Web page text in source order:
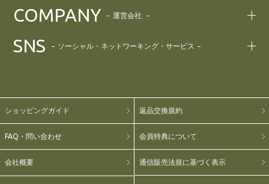
COMPANY 運営会社
SNS ソーシャル・ネットワーキング・サービス
ショッピングガイド 返品交換規約
FAQ・問い合わせ 会員特典について
会社概要 通信販売法規に基づく表示